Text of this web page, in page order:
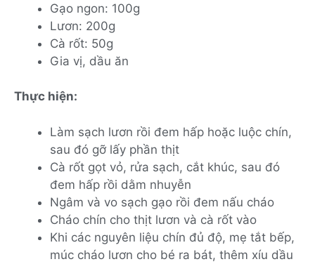
Gạo ngon: 100g
Lươn: 200g
Cà rốt: 50g
Gia vị, dầu ăn
Thực hiện:
Làm sạch lươn rồi đem hấp hoặc luộc chín,
sau đó gỡ lấy phần thịt
Cà rốt gọt vỏ, rửa sạch, cắt khúc, sau đó
đem hấp rồi dằm nhuyễn
Ngâm và vo sạch gạo rồi đem nấu cháo
Cháo chín cho thịt lươn và cà rốt vào
Khi các nguyên liệu chín đủ độ, mẹ tắt bếp,
múc cháo lươn cho bé ra bát, thêm xíu dầu